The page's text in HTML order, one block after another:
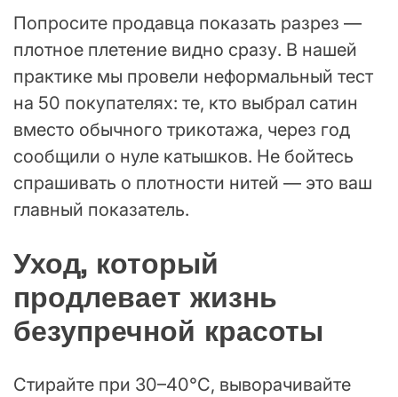
Попросите продавца показать разрез —
плотное плетение видно сразу. В нашей
практике мы провели неформальный тест
на 50 покупателях: те, кто выбрал сатин
вместо обычного трикотажа, через год
сообщили о нуле катышков. Не бойтесь
спрашивать о плотности нитей — это ваш
главный показатель.
Уход, который
продлевает жизнь
безупречной красоты
Стирайте при 30–40°C, выворачивайте